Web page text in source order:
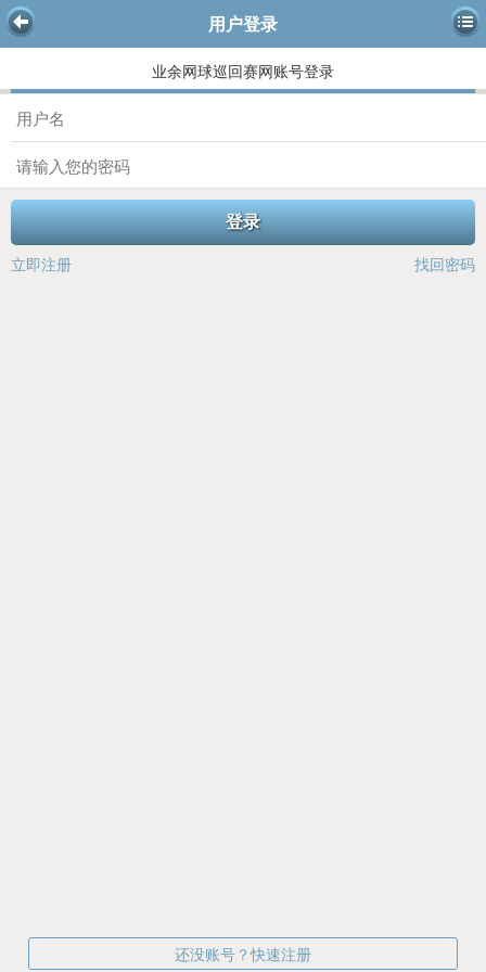
用户登录
业余网球巡回赛网账号登录
登录
立即注册 找回密码
还没账号？快速注册